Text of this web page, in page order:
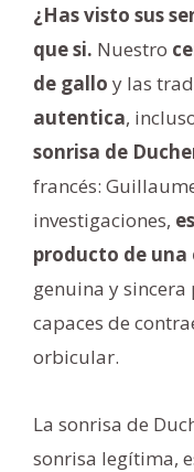
¿Has visto sus
que si. Nuestro
de gallo y las
autentica,
sonrisa de
francés:
investigaciones,
producto de
genuina y
capaces de
orbicular.
La sonrisa de
sonrisa legítima,